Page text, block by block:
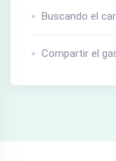
Buscando el
Compartir el